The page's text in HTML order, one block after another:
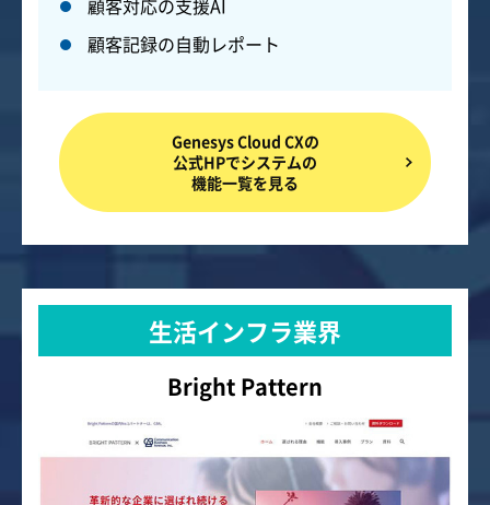
顧客対応の支援AI
顧客記録の自動レポート
Genesys Cloud CXの
公式HPでシステムの
機能一覧を見る
生活インフラ業界
Bright Pattern